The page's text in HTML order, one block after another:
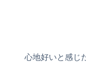
心地好いと感じ